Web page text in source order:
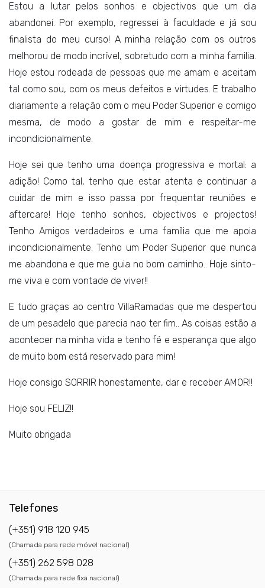
Estou a lutar pelos sonhos e objectivos que um dia
abandonei. Por exemplo, regressei à faculdade e já sou
finalista do meu curso! A minha relação com os outros
melhorou de modo incrível, sobretudo com a minha familia.
Hoje estou rodeada de pessoas que me amam e aceitam
tal como sou, com os meus defeitos e virtudes. E trabalho
diariamente a relação com o meu Poder Superior e comigo
mesma, de modo a gostar de mim e respeitar-me
incondicionalmente.
Hoje sei que tenho uma doença progressiva e mortal: a
adição! Como tal, tenho que estar atenta e continuar a
cuidar de mim e isso passa por frequentar reuniões e
aftercare! Hoje tenho sonhos, objectivos e projectos!
Tenho Amigos verdadeiros e uma família que me apoia
incondicionalmente. Tenho um Poder Superior que nunca
me abandona e que me guia no bom caminho.. Hoje sinto-
me viva e com vontade de viver!!
E tudo graças ao centro VillaRamadas que me despertou
de um pesadelo que parecia nao ter fim.. As coisas estão a
acontecer na minha vida e tenho fé e esperança que algo
de muito bom está reservado para mim!
Hoje consigo SORRIR honestamente, dar e receber AMOR!!
Hoje sou FELIZ!!
Muito obrigada
Telefones
(+351) 918 120 945
(Chamada para rede móvel nacional)
(+351) 262 598 028
(Chamada para rede fixa nacional)